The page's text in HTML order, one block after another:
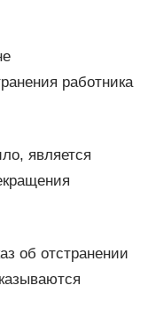
работника
является
об отстранении